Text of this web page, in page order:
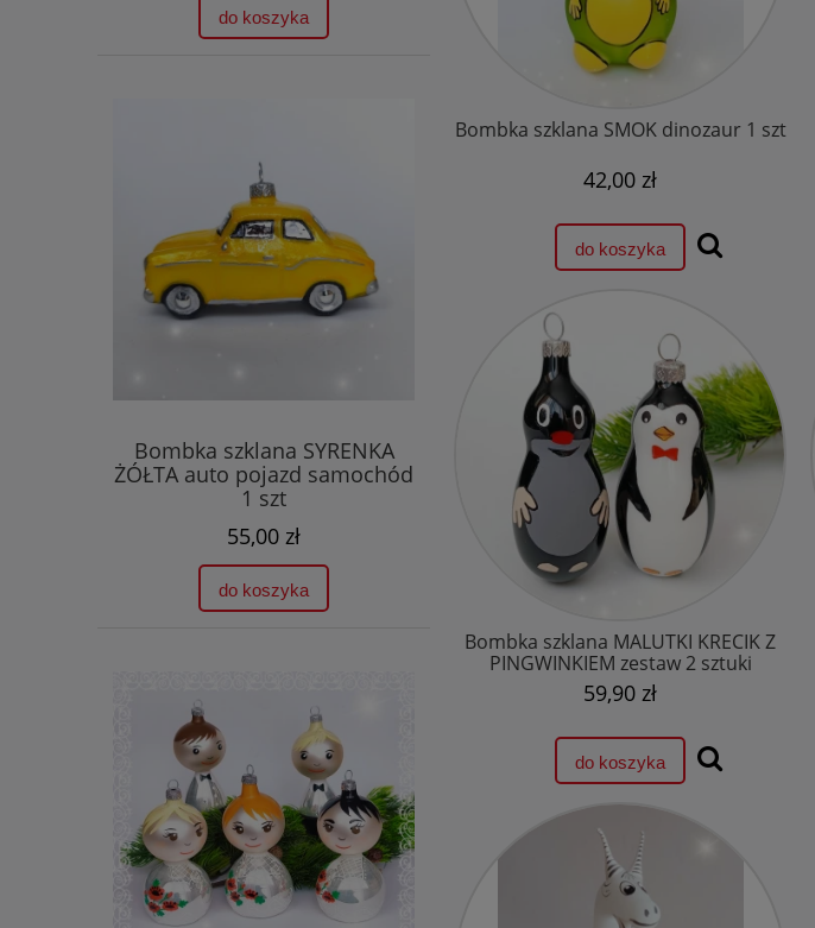
do koszyka
Bombka szklana SYRENKA
ŻÓŁTA auto pojazd samochód
1 szt
55,00 zł
do koszyka
Bombka szklana SMOK dinozaur 1 szt
42,00 zł
do koszyka
Bombka szklana MALUTKI KRECIK Z
PINGWINKIEM zestaw 2 sztuki
59,90 zł
do koszyka